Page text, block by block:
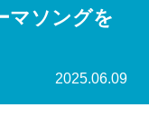
マソングを
2025.06.09